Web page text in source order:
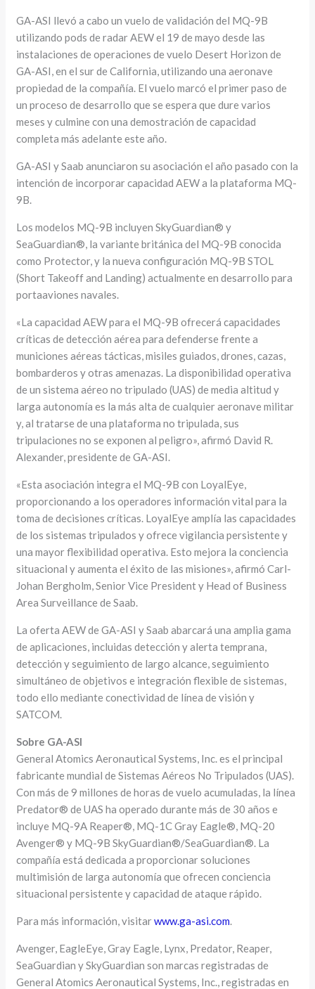
GA-ASI llevó a cabo un vuelo de validación del MQ-9B
utilizando pods de radar AEW el 19 de mayo desde las
instalaciones de operaciones de vuelo Desert Horizon de
GA-ASI, en el sur de California, utilizando una aeronave
propiedad de la compañía. El vuelo marcó el primer paso de
un proceso de desarrollo que se espera que dure varios
meses y culmine con una demostración de capacidad
completa más adelante este año.
GA-ASI y Saab anunciaron su asociación el año pasado con la
intención de incorporar capacidad AEW a la plataforma MQ-
9B.
Los modelos MQ-9B incluyen SkyGuardian® y
SeaGuardian®, la variante británica del MQ-9B conocida
como Protector, y la nueva configuración MQ-9B STOL
(Short Takeoff and Landing) actualmente en desarrollo para
portaaviones navales.
«La capacidad AEW para el MQ-9B ofrecerá capacidades
críticas de detección aérea para defenderse frente a
municiones aéreas tácticas, misiles guiados, drones, cazas,
bombarderos y otras amenazas. La disponibilidad operativa
de un sistema aéreo no tripulado (UAS) de media altitud y
larga autonomía es la más alta de cualquier aeronave militar
y, al tratarse de una plataforma no tripulada, sus
tripulaciones no se exponen al peligro», afirmó David R.
Alexander, presidente de GA-ASI.
«Esta asociación integra el MQ-9B con LoyalEye,
proporcionando a los operadores información vital para la
toma de decisiones críticas. LoyalEye amplía las capacidades
de los sistemas tripulados y ofrece vigilancia persistente y
una mayor flexibilidad operativa. Esto mejora la conciencia
situacional y aumenta el éxito de las misiones», afirmó Carl-
Johan Bergholm, Senior Vice President y Head of Business
Area Surveillance de Saab.
La oferta AEW de GA-ASI y Saab abarcará una amplia gama
de aplicaciones, incluidas detección y alerta temprana,
detección y seguimiento de largo alcance, seguimiento
simultáneo de objetivos e integración flexible de sistemas,
todo ello mediante conectividad de línea de visión y
SATCOM.
Sobre GA-ASI
General Atomics Aeronautical Systems, Inc. es el principal
fabricante mundial de Sistemas Aéreos No Tripulados (UAS).
Con más de 9 millones de horas de vuelo acumuladas, la línea
Predator® de UAS ha operado durante más de 30 años e
incluye MQ-9A Reaper®, MQ-1C Gray Eagle®, MQ-20
Avenger® y MQ-9B SkyGuardian®/SeaGuardian®. La
compañía está dedicada a proporcionar soluciones
multimisión de larga autonomía que ofrecen conciencia
situacional persistente y capacidad de ataque rápido.
Para más información, visitarwww.ga-asi.com
Avenger, EagleEye, Gray Eagle, Lynx, Predator, Reaper,
SeaGuardian y SkyGuardian son marcas registradas de
General Atomics Aeronautical Systems, Inc., registradas en